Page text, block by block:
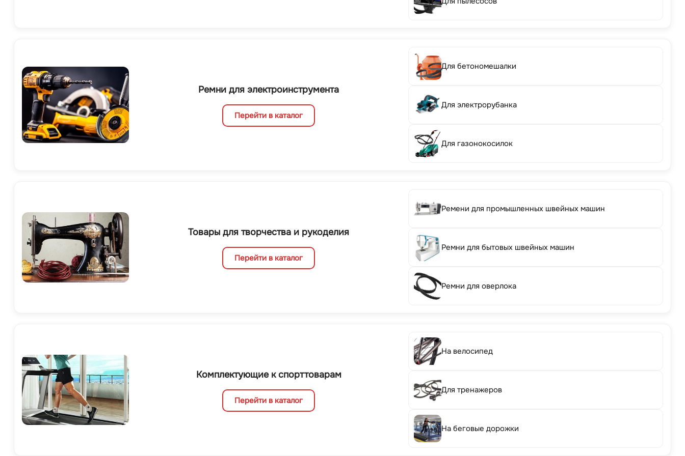
Ремни для электроинструмента
Перейти в каталог
Для бетономешалки
Для электрорубанка
Для газонокосилок
Товары для творчества и рукоделия
Перейти в каталог
Ремени для промышленных швейных машин
Ремни для бытовых швейных машин
Ремни для оверлока
Комплектующие к спорттоварам
Перейти в каталог
На велосипед
Для тренажеров
На беговые дорожки